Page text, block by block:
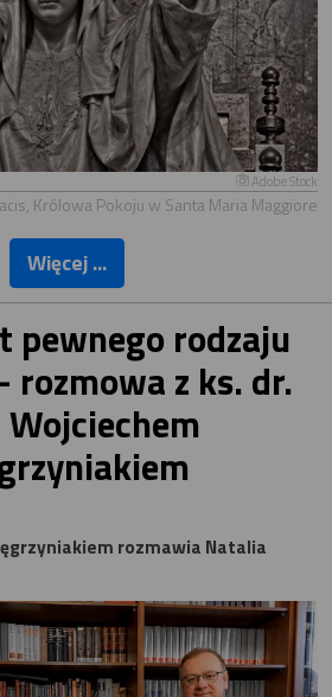
Adobe Stock
Królowa Pokoju w Santa Maria Maggiore
Więcej ...
pewnego rodzaju
rozmowa z ks. dr.
rozmawia Natalia